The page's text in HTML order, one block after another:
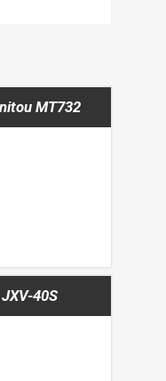
MT732
40S